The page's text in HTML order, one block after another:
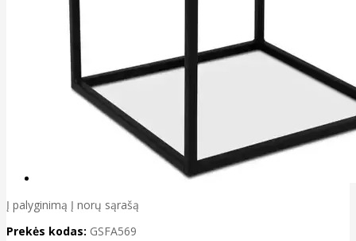
Į palyginimą Į norų sąrašą
Prekės kodas: GSFA569